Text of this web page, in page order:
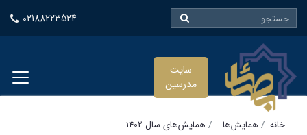
02188223524
سایت
مدرسین
خانه همایش‌ها
همایش‌های سال 1402